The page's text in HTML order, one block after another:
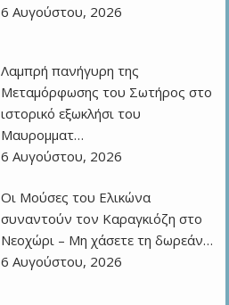
6 Αυγούστου, 2026
Λαμπρή πανήγυρη της
Μεταμόρφωσης του Σωτήρος στο
ιστορικό εξωκλήσι του
Μαυρομματ…
6 Αυγούστου, 2026
Οι Μούσες του Ελικώνα
συναντούν τον Καραγκιόζη στο
Νεοχώρι – Μη χάσετε τη δωρεάν…
6 Αυγούστου, 2026